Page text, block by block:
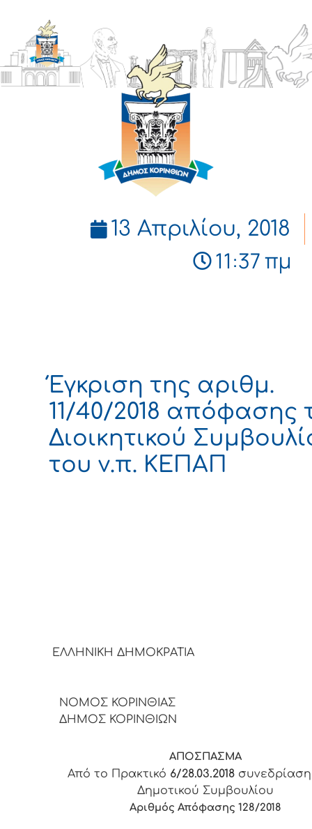
ΔΗΜΟΣ
ΚΟΡΙΝΘΙΩΝ
13 Απριλίου, 2018
11:37 πμ
Έγκριση της αριθμ.
11/40/2018 απόφασης
Διοικητικού
του ν.π. ΚΕΠΑΠ
ΕΛΛΗΝΙΚΗ ΔΗΜΟΚΡΑΤΙΑ
ΝΟΜΟΣ ΚΟΡΙΝΘΙΑΣ
ΔΗΜΟΣ ΚΟΡΙΝΘΙΩΝ
ΑΠΟΣΠΑΣΜΑ
Από το Πρακτικό 6/28.03.2018
Δημοτικού Συμβουλίου
Αριθμός Απόφασης 128/2018